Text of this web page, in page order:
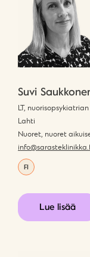
Suvi
LT,
Lahti
Nuoret, nuoret
FI
Lue lisää